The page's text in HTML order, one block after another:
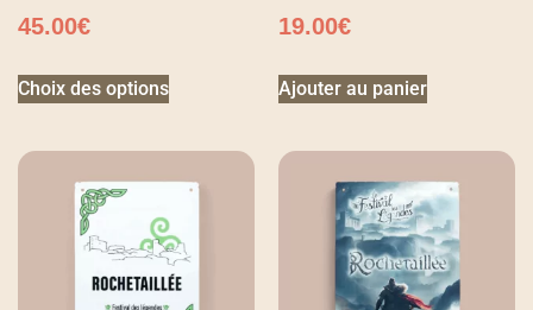
45.00€
Choix des options
19.00€
Ajouter au panier